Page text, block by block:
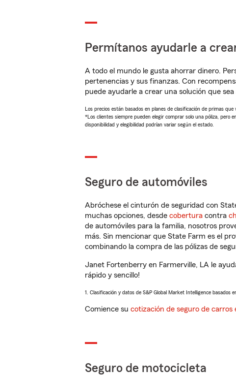
Permítanos ayudarle a
A todo el mundo le gusta ahorrar dinero.
pertenencias y sus finanzas. Con
puede ayudarle a crear una solución que
Los precios están basados en planes de clasificación de primas
*Los clientes siempre pueden elegir comprar solo una póliza, pero
disponibilidad y elegibilidad podrían variar según el estado.
Seguro de automóviles
Abróchese el cinturón de seguridad con
muchas opciones, desde cobertura contra
de automóviles para la familia, nosotros
más. Sin mencionar que State Farm es el
combinando la compra de las pólizas de
Janet Fortenberry en Farmerville, LA le
rápido y sencillo!
1. Clasificación y datos de S&P Global Market Intelligence basados
Comience su cotización de seguro de carros
Seguro de motocicleta